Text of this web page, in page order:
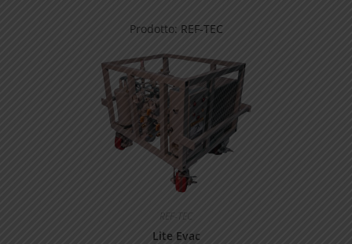
Prodotto: REF-TEC
REF-TEC
Lite Evac